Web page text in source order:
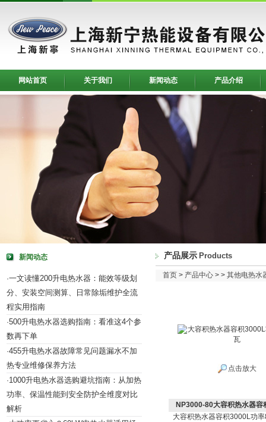
网站首页 关于我们 新闻动态 产品介绍
新闻动态
·一文读懂200升电热水器：能效等级划
分、安装空间测算、日常除垢维护全流
程实用指南
·500升电热水器选购指南：看准这4个参
数再下单
·455升电热水器故障常见问题漏水不加
热专业维修保养方法
·1000升电热水器选购避坑指南：从加热
功率、保温性能到安全防护全维度对比
解析
产品展示 Products
首页 > 产品中心 > > 其他电热水
点击放大
NP3000-80大容积热水器
大容积热水器容积3000L功率